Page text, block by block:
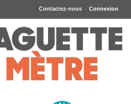
Connexion
Contactez-nous